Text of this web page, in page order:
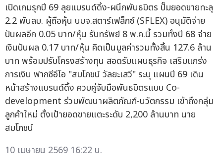
เปิดเกมรุกปี 69 ลุยแบรนด์ดิ้ง-ผนึกพันธมิตร ปั๊มยอดขายทะลุ
2.2 พันลบ. ผู้ถือหุ้น บมจ.สตาร์เฟล็กซ์ (SFLEX) อนุมัติจ่าย
ปันผลอีก 0.05 บาท/หุ้น รับทรัพย์ 8 พ.ค.นี้ รวมทั้งปี 68 จ่าย
เงินปันผล 0.17 บาท/หุ้น คิดเป็นมูลค่ารวมทั้งสิ้น 127.6 ล้าน
บาท พร้อมปรับโครงสร้างทุน สอดรับแผนธุรกิจ เสริมแกร่ง
การเงิน ฟากซีอีโอ "สมโภชน์ วัลยะเสวี" ระบุ แผนปี 69 เดิน
หน้าสร้างแบรนด์ดิ้ง ควบคู่จับมือพันธมิตรแบบ Co-
development ร่วมพัฒนาผลิตภัณฑ์-นวัตกรรม เข้าถึงกลุ่ม
ลูกค้าใหม่ ตั้งเป้ายอดขายแตะระดับ 2,200 ล้านบาท นาย
สมโภชน์
10 เมษายน 2569 16:22 น.